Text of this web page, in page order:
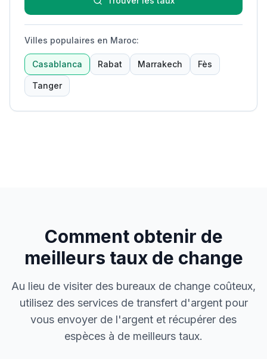
Villes populaires en Maroc:
Casablanca Rabat Marrakech Fès
Tanger
Comment obtenir de
meilleurs taux de change
Au lieu de visiter des bureaux de change coûteux,
utilisez des services de transfert d'argent pour
vous envoyer de l'argent et récupérer des
espèces à de meilleurs taux.